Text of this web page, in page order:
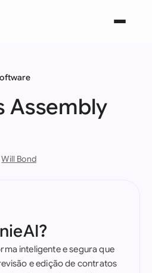
Assembly
Will Bond
inteligente e segura que
e edição de contratos